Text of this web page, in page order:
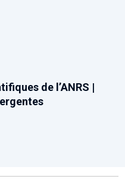
de l’ANRS |